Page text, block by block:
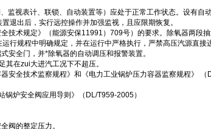
监视表计、联锁、自动装置等）应处于正常工作状态。设有自
退出后，实行远控操作并加强监视，且应限期恢复。
技术规定》（能源安保11991）709号）的要求。除氧器两段
行规程中明确规定，并在运行中严格执行，严禁高压汽源直接
安全门，并*除氧器的自动调压和报警装置。
其在zui大进汽工况下不超压。
安全技术监察规程》和《电力工业锅炉压力容器监察规程》
炉安全阀应用导则》（DL/T959-2005）
阀的整定压力。